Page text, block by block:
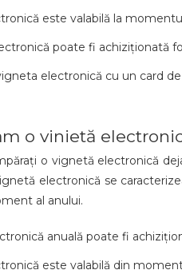
este valabilă la
poate fi achiziționată
electronică cu un card
o vinietă
o vignetă electronică
electronică se
al anului.
anuală poate fi
este valabilă din